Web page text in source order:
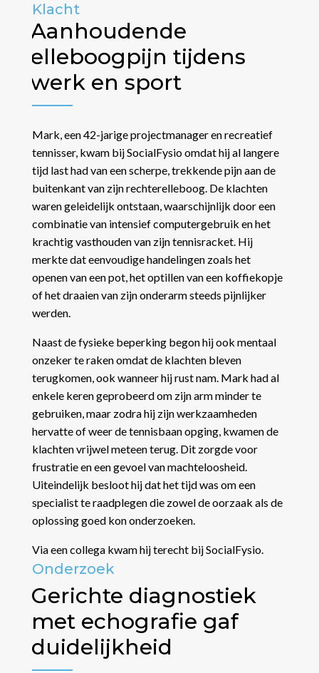
Klacht
Aanhoudende
elleboogpijn tijdens
werk en sport
Mark, een 42-jarige projectmanager en recreatief
tennisser, kwam bij SocialFysio omdat hij al langere
tijd last had van een scherpe, trekkende pijn aan de
buitenkant van zijn rechterelleboog. De klachten
waren geleidelijk ontstaan, waarschijnlijk door een
combinatie van intensief computergebruik en het
krachtig vasthouden van zijn tennisracket. Hij
merkte dat eenvoudige handelingen zoals het
openen van een pot, het optillen van een koffiekopje
of het draaien van zijn onderarm steeds pijnlijker
werden.
Naast de fysieke beperking begon hij ook mentaal
onzeker te raken omdat de klachten bleven
terugkomen, ook wanneer hij rust nam. Mark had al
enkele keren geprobeerd om zijn arm minder te
gebruiken, maar zodra hij zijn werkzaamheden
hervatte of weer de tennisbaan opging, kwamen de
klachten vrijwel meteen terug. Dit zorgde voor
frustratie en een gevoel van machteloosheid.
Uiteindelijk besloot hij dat het tijd was om een
specialist te raadplegen die zowel de oorzaak als de
oplossing goed kon onderzoeken.
Via een collega kwam hij terecht bij SocialFysio.
Onderzoek
Gerichte diagnostiek
met echografie gaf
duidelijkheid